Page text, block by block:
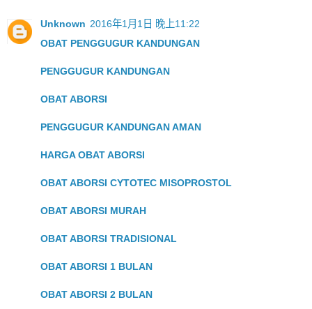
Unknown 2016年1月1日 晚上11:22
OBAT PENGGUGUR KANDUNGAN
PENGGUGUR KANDUNGAN
OBAT ABORSI
PENGGUGUR KANDUNGAN AMAN
HARGA OBAT ABORSI
OBAT ABORSI CYTOTEC MISOPROSTOL
OBAT ABORSI MURAH
OBAT ABORSI TRADISIONAL
OBAT ABORSI 1 BULAN
OBAT ABORSI 2 BULAN